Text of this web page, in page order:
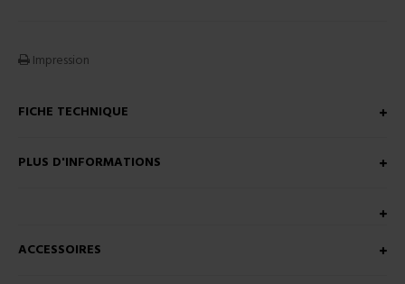
Impression
FICHE TECHNIQUE
PLUS D'INFORMATIONS
ACCESSOIRES